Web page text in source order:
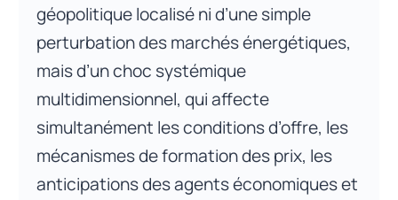
géopolitique localisé ni d’une simple
perturbation des marchés énergétiques,
mais d’un choc systémique
multidimensionnel, qui affecte
simultanément les conditions d’offre, les
mécanismes de formation des prix, les
anticipations des agents économiques et